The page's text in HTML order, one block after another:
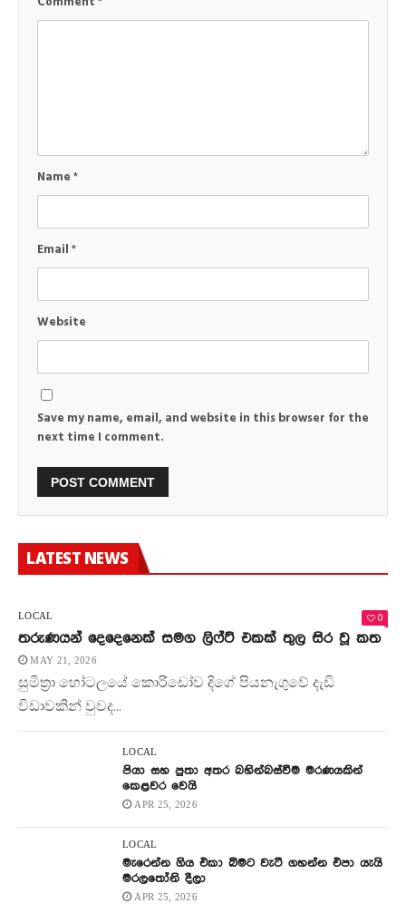
Name*
Email*
Website
Save my name, email, and website in this browser for the
next time I comment.
LATEST NEWS
LOCAL 0
තරුණයන් දෙදෙනෙක් සමග ලිෆ්ට් එකක් තුල සිර වූ කත
MAY 21, 2026
සුමිත්‍රා හෝටලයේ කොරිඩෝව දිගේ පියනැගුවේ දැඩි
විඩාවකින් වුවද...
LOCAL
පියා සහ පුතා අතර බහින්බස්වීම මරණයකින්
කෙළවර වෙයි
APR 25, 2026
LOCAL
මැරෙන්න ගිය එකා බිමට වැටී ගහන්න එපා යැයි
මරලතෝනි දීලා
APR 25, 2026